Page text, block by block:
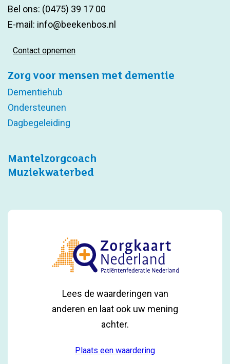
Bel ons: (0475) 39 17 00
E-mail: info@beekenbos.nl
Contact opnemen
Zorg voor mensen met dementie
Dementiehub
Ondersteunen
Dagbegeleiding
Mantelzorgcoach
Muziekwaterbed
Lees de waarderingen van
anderen en laat ook uw mening
achter.
Plaats een waardering